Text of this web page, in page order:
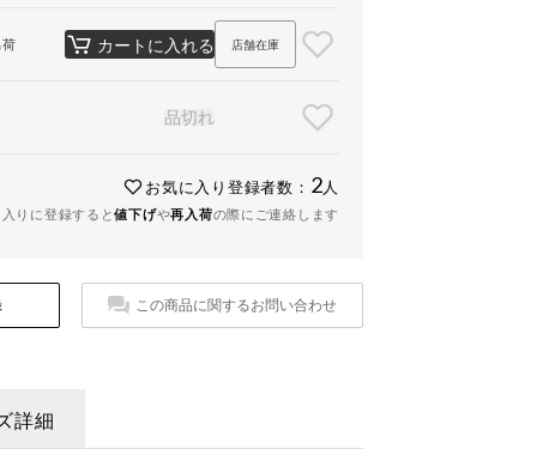
荷 カートに入れる 店舗在庫
品切れ
お気に入り登録者数： 2 人
入りに登録すると値下げや再入荷の際にご連絡します
この商品に関するお問い合わせ
詳細